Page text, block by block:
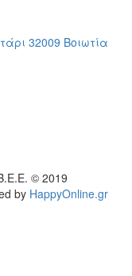
32009 Βοιωτία
© 2019
by HappyOnline.gr